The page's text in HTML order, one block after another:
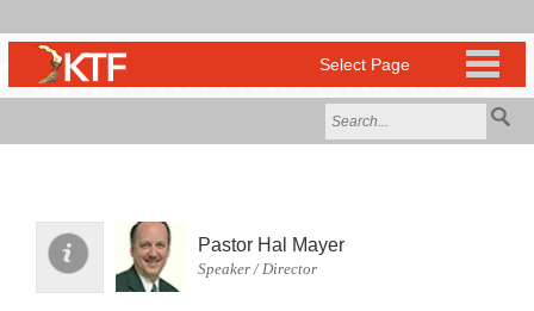
Pastor Hal Mayer
Speaker / Director